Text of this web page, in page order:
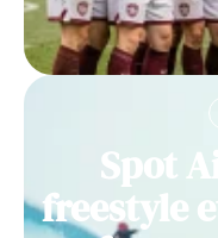
Spot
freestyle